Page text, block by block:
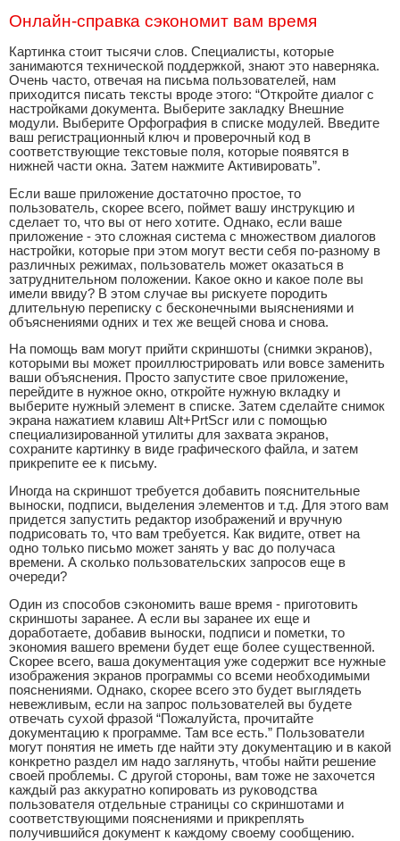
Онлайн-справка сэкономит вам время
Картинка стоит тысячи слов. Специалисты, которые
занимаются технической поддержкой, знают это наверняка.
Очень часто, отвечая на письма пользователей, нам
приходится писать тексты вроде этого: “Откройте диалог с
настройками документа. Выберите закладку Внешние
модули. Выберите Орфография в списке модулей. Введите
ваш регистрационный ключ и проверочный код в
соответствующие текстовые поля, которые появятся в
нижней части окна. Затем нажмите Активировать”.
Если ваше приложение достаточно простое, то
пользователь, скорее всего, поймет вашу инструкцию и
сделает то, что вы от него хотите. Однако, если ваше
приложение - это сложная система с множеством диалогов
настройки, которые при этом могут вести себя по-разному в
различных режимах, пользователь может оказаться в
затруднительном положении. Какое окно и какое поле вы
имели ввиду? В этом случае вы рискуете породить
длительную переписку с бесконечными выяснениями и
объяснениями одних и тех же вещей снова и снова.
На помощь вам могут прийти скриншоты (снимки экранов),
которыми вы может проиллюстрировать или вовсе заменить
ваши объяснения. Просто запустите свое приложение,
перейдите в нужное окно, откройте нужную вкладку и
выберите нужный элемент в списке. Затем сделайте снимок
экрана нажатием клавиш Alt+PrtScr или с помощью
специализированной утилиты для захвата экранов,
сохраните картинку в виде графического файла, и затем
прикрепите ее к письму.
Иногда на скриншот требуется добавить пояснительные
выноски, подписи, выделения элементов и т.д. Для этого вам
придется запустить редактор изображений и вручную
подрисовать то, что вам требуется. Как видите, ответ на
одно только письмо может занять у вас до получаса
времени. А сколько пользовательских запросов еще в
очереди?
Один из способов сэкономить ваше время - приготовить
скриншоты заранее. А если вы заранее их еще и
доработаете, добавив выноски, подписи и пометки, то
экономия вашего времени будет еще более существенной.
Скорее всего, ваша документация уже содержит все нужные
изображения экранов программы со всеми необходимыми
пояснениями. Однако, скорее всего это будет выглядеть
невежливым, если на запрос пользователей вы будете
отвечать сухой фразой “Пожалуйста, прочитайте
документацию к программе. Там все есть.” Пользователи
могут понятия не иметь где найти эту документацию и в какой
конкретно раздел им надо заглянуть, чтобы найти решение
своей проблемы. С другой стороны, вам тоже не захочется
каждый раз аккуратно копировать из руководства
пользователя отдельные страницы со скриншотами и
соответствующими пояснениями и прикреплять
получившийся документ к каждому своему сообщению.